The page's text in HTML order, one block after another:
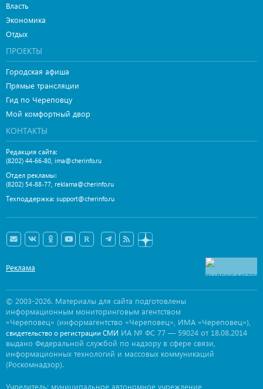
Власть
Экономика
Отдых
ПРОЕКТЫ
Городская афиша
Прямые трансляции
Гид по Череповцу
Мой комфортный двор
КОНТАКТЫ
Редакция сайта:
(8202) 44-66-80, ima@cherinfo.ru
Отдел рекламы:
(8202) 54-88-77, reklama@cherinfo.ru
Техподдержка: support@cherinfo.ru
Реклама
© 2003-2026. Материалы для сайта подготовлены
информационным мониторинговым агентством
«Череповец» (информагентство «Череповец», ИМА «Череповец»),
свидетельство о регистрации СМИ ИА № ФС 77 — 59024 от 18.08.2014
выдано Федеральной службой по надзору в сфере связи,
информационных технологий и массовых коммуникаций
(Роскомнадзор).
Учредитель: муниципальное автономное учреждение